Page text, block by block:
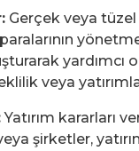
Gerçek veya
yardımcı
veya
Yatırım kararları
şirketler,